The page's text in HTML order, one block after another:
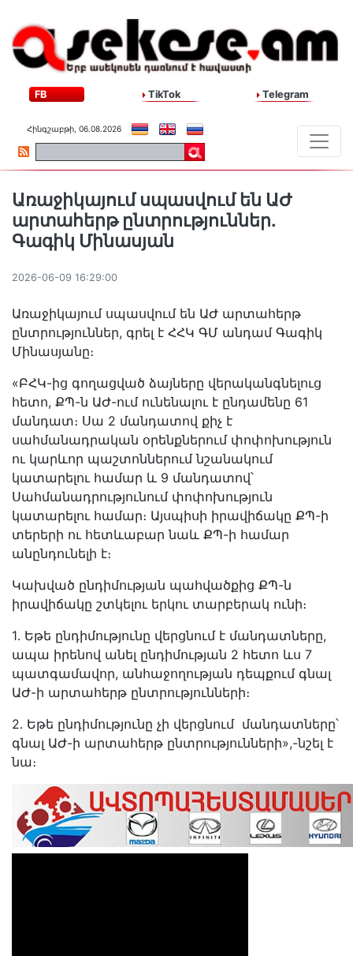
FB TikTok Telegram
Հինգշաբթի, 06.08.2026
Առաջիկայում սպասվում են ԱԺ
արտահերթ ընտրություններ.
Գագիկ Մինասյան
2026-06-09 16:29:00
Առաջիկայում սպասվում են ԱԺ արտահերթ
ընտրություններ, գրել է ՀՀԿ ԳՄ անդամ Գագիկ
Մինասյանը։
«ԲՀԿ-ից գողացված ձայները վերականգնելուց
հետո, ՔՊ-ն ԱԺ-ում ունենալու է ընդամենը 61
մանդատ։ Սա 2 մանդատով քիչ է
սահմանադրական օրենքներում փոփոխություն
ու կարևոր պաշտոններում նշանակում
կատարելու համար և 9 մանդատով՝
Սահմանադրությունում փոփոխություն
կատարելու համար։ Այսպիսի իրավիճակը ՔՊ-ի
տերերի ու հետևաբար նաև ՔՊ-ի համար
անընդունելի է։
Կախված ընդիմության պահվածքից ՔՊ-ն
իրավիճակը շտկելու երկու տարբերակ ունի։
1․ Եթե ընդիմությունը վերցնում է մանդատները,
ապա իրենով անել ընդիմության 2 հետո ևս 7
պատգամավոր, անհաջողության դեպքում գնալ
ԱԺ-ի արտահերթ ընտրությունների։
2․ Եթե ընդիմությունը չի վերցնում մանդատները՝
գնալ ԱԺ-ի արտահերթ ընտրությունների»,-նշել է
նա։